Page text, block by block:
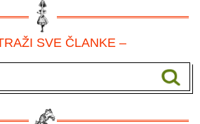
SVE ČLANKE –